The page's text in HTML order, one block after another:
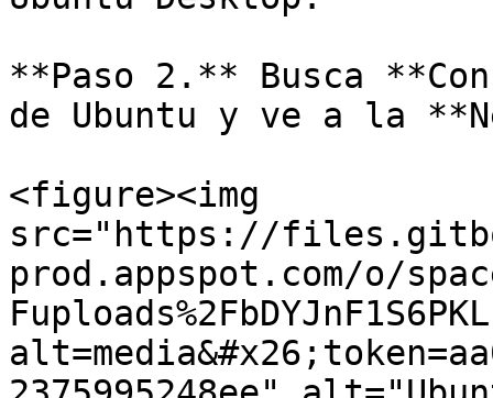
**Paso 2.** Busca
de Ubuntu y ve a la
<figure><img
src="https://
prod.appspot.com/o/